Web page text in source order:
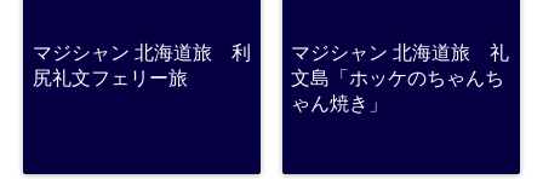
マジシャン 北海道旅 利
尻礼文フェリー旅
マジシャン 北海道旅 礼
文島「ホッケのちゃんち
ゃん焼き」